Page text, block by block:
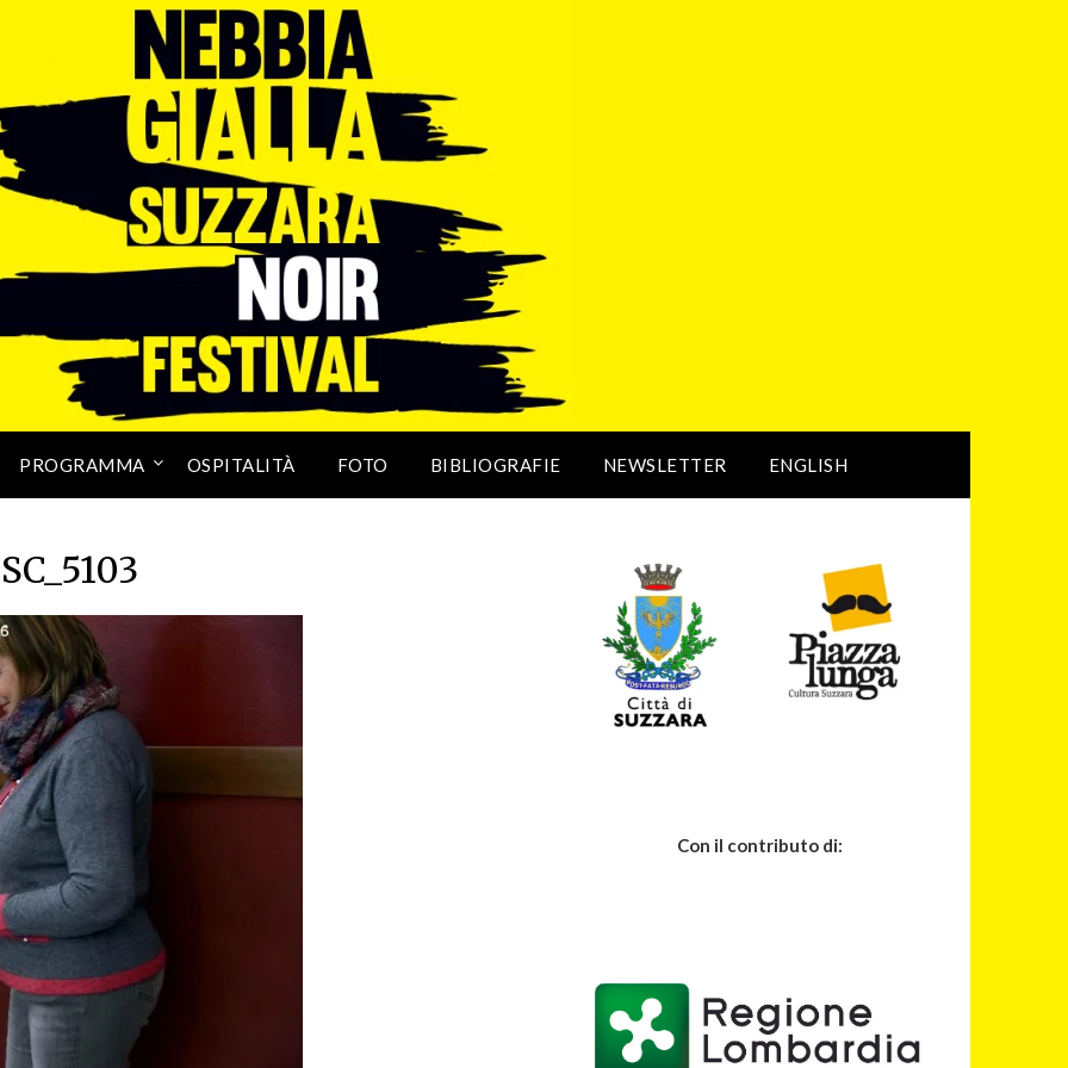
PROGRAMMA OSPITALITÀ FOTO BIBLIOGRAFIE NEWSLETTER ENGLISH
Con il contributo di: